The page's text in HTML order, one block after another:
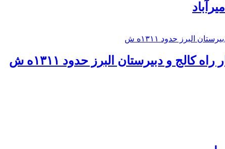
و دبيرستان البرز حدود ۱۳۱۱ه ش